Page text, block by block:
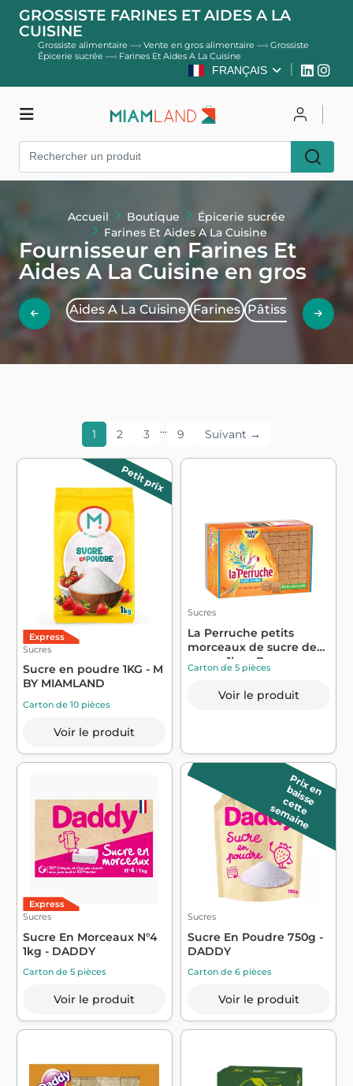
GROSSISTE FARINES ET AIDES A LA
CUISINE
Grossiste alimentaire —› Vente en gros alimentaire —› Grossiste
Épicerie sucrée —›Farines Et Aides A La Cuisine
FRANÇAIS
Accueil Boutique
Épicerie sucrée
Farines Et Aides A La Cuisine
Fournisseur en Farines Et
Aides A La Cuisine en gros
Aides A La Cuisine Farines Pâtisseries à
1 2 3 … 9 Suivant →
Petit prix
Express
Sucres
Sucre en poudre 1KG - M
BY MIAMLAND
Carton de 10 pièces
Voir le produit
Sucres
La Perruche petits
morceaux de sucre de
canne 1kg - B...
Carton de 5 pièces
Voir le produit
Express
Sucres
Sucre En Morceaux N°4
1kg - DADDY
Carton de 5 pièces
Voir le produit
P
r
ix
e
n b
a
is
s
e
c
e
t
t
e
s
e
m
a
in
e
Sucres
Sucre En Poudre 750g -
DADDY
Carton de 6 pièces
Voir le produit
Boutique Se connecter